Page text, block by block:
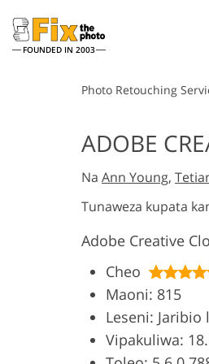
FOUNDED IN 2003
Lightroom
Entire LR
Collections
Mobile
Photo Retouching
ADOBE
Na Ann Young,
Tunaweza kupata
Adobe Creative
Cheo
Maoni: 815
Leseni: Jaribio
Vipakuliwa: